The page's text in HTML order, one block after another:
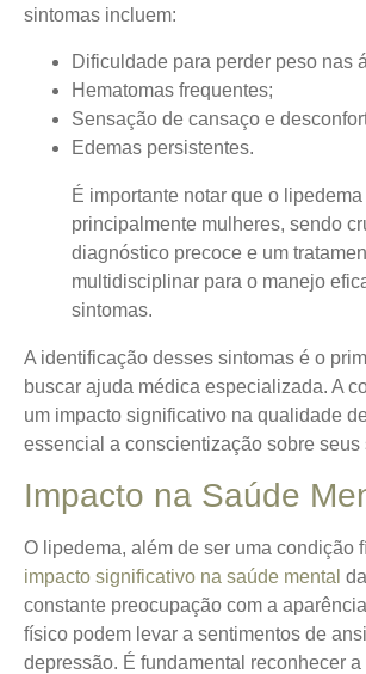
sintomas incluem:
Dificuldade para perder peso nas
Hematomas frequentes;
Sensação de cansaço e
Edemas persistentes.
É importante notar que o lipedema
principalmente mulheres, sendo
diagnóstico precoce e um
multidisciplinar para o manejo
sintomas.
A identificação desses sintomas é o
buscar ajuda médica especializada. A
um impacto significativo na qualidade
essencial a conscientização sobre seus
Impacto na Saúde
O lipedema, além de ser uma condição
impacto significativo na saúde mental
constante preocupação com a
físico podem levar a sentimentos de
depressão. É fundamental reconhecer